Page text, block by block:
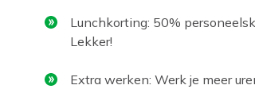
Lunchkorting: 50%
Lekker!
Extra werken: Werk je meer